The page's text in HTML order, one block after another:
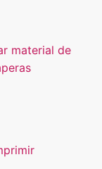
material de